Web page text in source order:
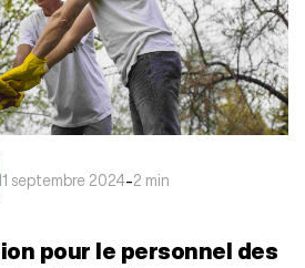
septembre 2024-2 min
pour le personnel des